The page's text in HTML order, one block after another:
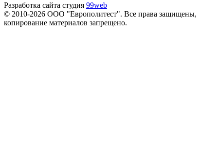
Разработка сайта студия 99web
© 2010-2026 ООО "Европолитест". Все права защищены,
копирование материалов запрещено.